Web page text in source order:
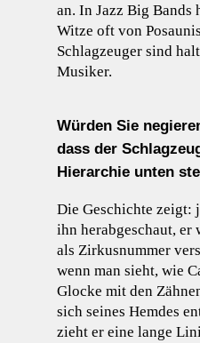
an. In Jazz Big Bands
Witze oft von
Schlagzeuger sind
Musiker.
Würden Sie
dass der
Hierarchie unten
Die Geschichte zeigt:
ihn herabgeschaut, er
als Zirkusnummer
wenn man sieht, wie
Glocke mit den
sich seines Hemdes
zieht er eine lange